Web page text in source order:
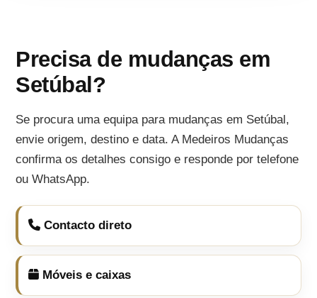
Precisa de mudanças em
Setúbal?
Se procura uma equipa para mudanças em Setúbal,
envie origem, destino e data. A Medeiros Mudanças
confirma os detalhes consigo e responde por telefone
ou WhatsApp.
Contacto direto
Móveis e caixas